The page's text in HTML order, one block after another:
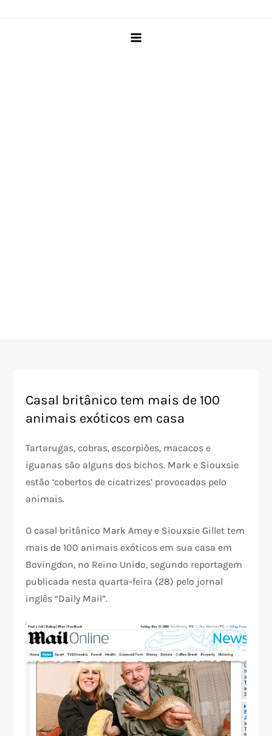
Casal britânico tem mais de 100
animais exóticos em casa
Tartarugas, cobras, escorpiões, macacos e
iguanas são alguns dos bichos. Mark e Siouxsie
estão ‘cobertos de cicatrizes’ provocadas pelo
animais.
O casal britânico Mark Amey e Siouxsie Gillet tem
mais de 100 animais exóticos em sua casa em
Bovingdon, no Reino Unido, segundo reportagem
publicada nesta quarta-feira (28) pelo jornal
inglês “Daily Mail”.